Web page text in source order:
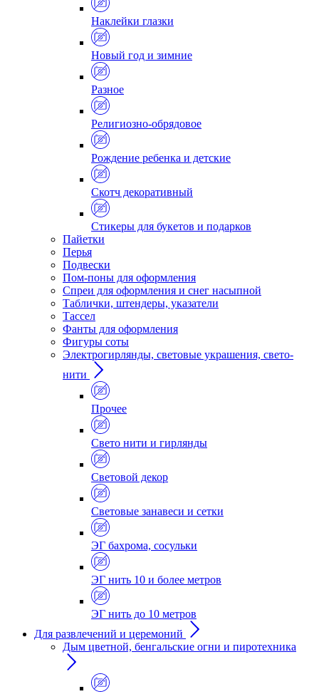
Наклейки глазки
Новый год и зимние
Разное
Религиозно-обрядовое
Рождение ребенка и детские
Скотч декоративный
Стикеры для букетов и подарков
Пайетки
Перья
Подвески
Пом-поны для оформления
Спреи для оформления и снег насыпной
Таблички, штендеры, указатели
Тассел
Фанты для оформления
Фигуры соты
Электрогирлянды, световые украшения, свето-
нити
Прочее
Свето нити и гирлянды
Световой декор
Световые занавеси и сетки
ЭГ бахрома, сосульки
ЭГ нить 10 и более метров
ЭГ нить до 10 метров
Для развлечений и церемоний
Дым цветной, бенгальские огни и пиротехника